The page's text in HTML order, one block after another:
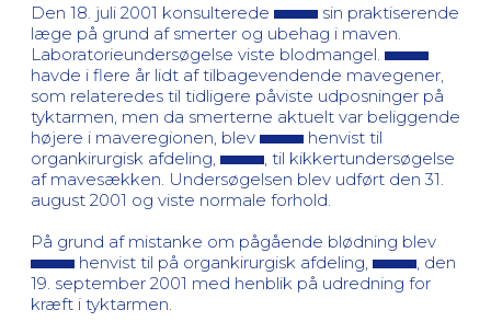
Den 18. juli 2001 konsulterede
sin praktiserende
læge på grund af smerter og ubehag i maven.
Laboratorieundersøgelse viste blodmangel.
havde i flere år lidt af tilbagevendende mavegener,
som relateredes til tidligere påviste udposninger på
tyktarmen, men da smerterne aktuelt var beliggende
højere i maveregionen, blev
henvist til
organkirurgisk afdeling,
, til kikkertundersøgelse
af mavesækken. Undersøgelsen blev udført den 31.
august 2001 og viste normale forhold.
På grund af mistanke om pågående blødning blev
henvist til på organkirurgisk afdeling,
, den
19. september 2001 med henblik på udredning for
kræft i tyktarmen.